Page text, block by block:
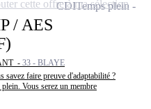
/ AES
- 33 - BLAYE
savez faire preuve d'adaptabilité ?
Vous serez un membre
CDITemps plein
cette offre à ma sélection